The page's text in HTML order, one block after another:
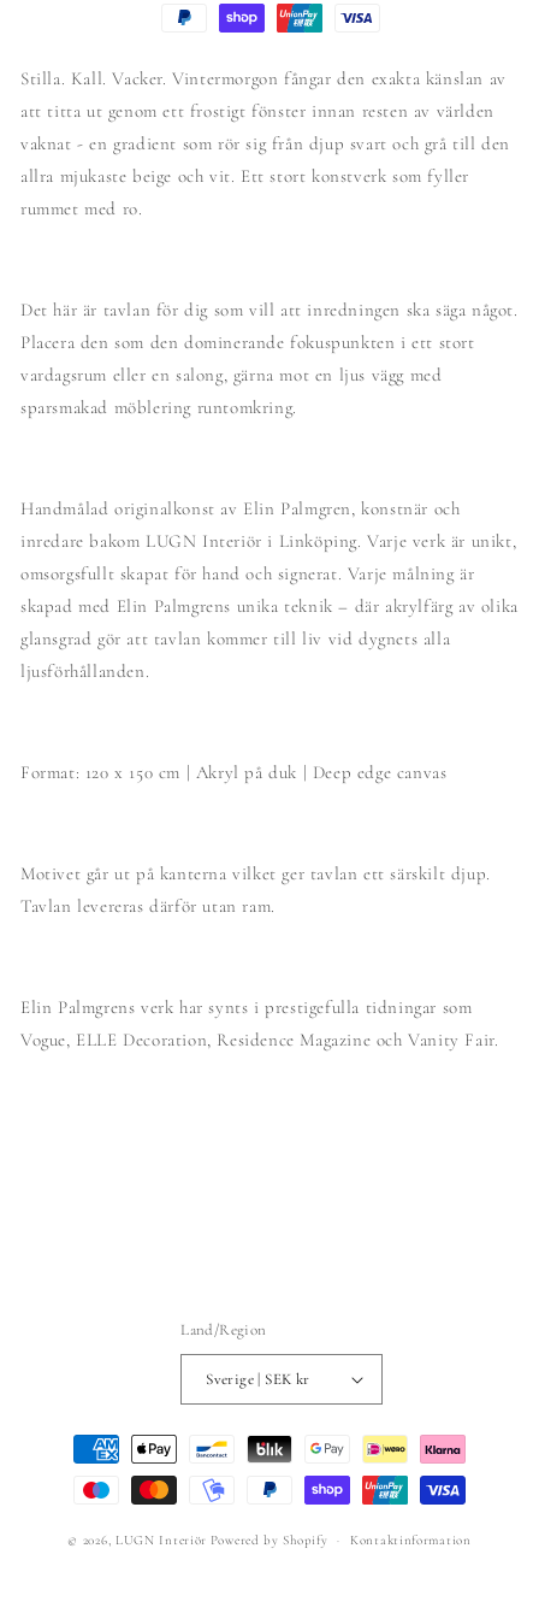
Stilla. Kall. Vacker. Vintermorgon fångar den exakta känslan av
att titta ut genom ett frostigt fönster innan resten av världen
vaknat - en gradient som rör sig från djup svart och grå till den
allra mjukaste beige och vit. Ett stort konstverk som fyller
rummet med ro.
Det här är tavlan för dig som vill att inredningen ska säga något.
Placera den som den dominerande fokuspunkten i ett stort
vardagsrum eller en salong, gärna mot en ljus vägg med
sparsmakad möblering runtomkring.
Handmålad originalkonst av Elin Palmgren, konstnär och
inredare bakom LUGN Interiör i Linköping. Varje verk är unikt,
omsorgsfullt skapat för hand och signerat. Varje målning är
skapad med Elin Palmgrens unika teknik – där akrylfärg av olika
glansgrad gör att tavlan kommer till liv vid dygnets alla
ljusförhållanden.
Format: 120 x 150 cm | Akryl på duk | Deep edge canvas
Motivet går ut på kanterna vilket ger tavlan ett särskilt djup.
Tavlan levereras därför utan ram.
Elin Palmgrens verk har synts i prestigefulla tidningar som
Vogue, ELLE Decoration, Residence Magazine och Vanity Fair.
Land/Region
Sverige | SEK kr
Betalningsmetoder
© 2026, LUGN Interiör Powered by Shopify Kontaktinformation